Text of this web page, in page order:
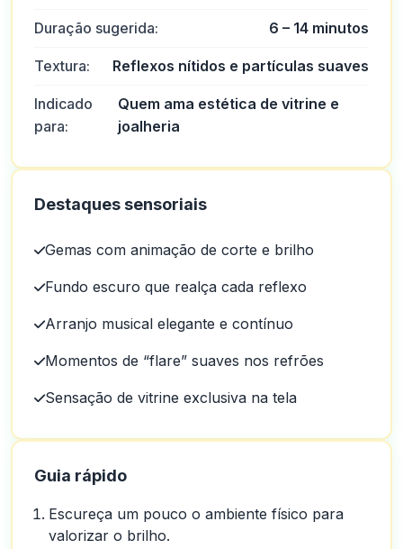
Duração sugerida: 6 – 14 minutos
Textura: Reflexos nítidos e partículas suaves
Indicado
para:
Quem ama estética de vitrine e
joalheria
Destaques sensoriais
Gemas com animação de corte e brilho
Fundo escuro que realça cada reflexo
Arranjo musical elegante e contínuo
Momentos de “flare” suaves nos refrões
Sensação de vitrine exclusiva na tela
Guia rápido
Escureça um pouco o ambiente físico para
valorizar o brilho.